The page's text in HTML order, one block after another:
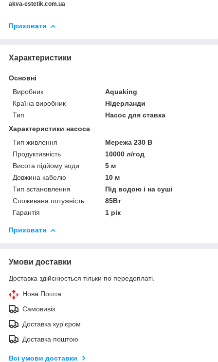
akva-estetik.com.ua
Приховати
Характеристики
Основні
Виробник
Aquaking
Країна виробник
Нідерланди
Тип
Насос для ставка
Характеристики насоса
Тип живлення
Мережа 230 В
Продуктивність
10000 л/год
Висота підйому води
5 м
Довжина кабелю
10 м
Тип встановлення
Під водою і на суші
Споживана потужність
85Вт
Гарантія
1 рік
Приховати
Умови доставки
Доставка здійснюється тільки по передоплаті.
Нова Пошта
Самовивіз
Доставка кур'єром
Доставка поштою
Всі умови доставки